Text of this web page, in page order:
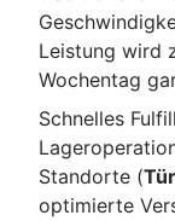
Leistung wird
Wochentag
Schnelles
Standorte (
optimierte